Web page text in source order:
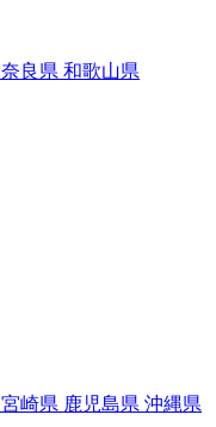
奈良県 和歌山県
宮崎県 鹿児島県 沖縄県